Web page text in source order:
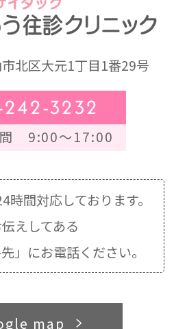
北区大元1丁目1番29号
3232
間 9:00～17:00
間対応しております。
えしてある
」にお電話ください。
map